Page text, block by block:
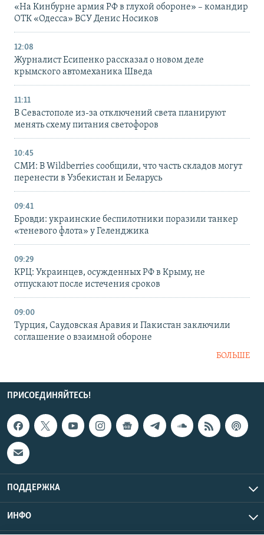
«На Кинбурне армия РФ в глухой обороне» – командир
ОТК «Одесса» ВСУ Денис Носиков
12:08
Журналист Есипенко рассказал о новом деле
крымского автомеханика Шведа
11:11
В Севастополе из-за отключений света планируют
менять схему питания светофоров
10:45
СМИ: В Wildberries сообщили, что часть складов могут
перенести в Узбекистан и Беларусь
09:41
Бровди: украинские беспилотники поразили танкер
«теневого флота» у Геленджика
09:29
КРЦ: Украинцев, осужденных РФ в Крыму, не
отпускают после истечения сроков
09:00
Турция, Саудовская Аравия и Пакистан заключили
соглашение о взаимной обороне
БОЛЬШЕ
ПРИСОЕДИНЯЙТЕСЬ!
ПОДДЕРЖКА
ИНФО